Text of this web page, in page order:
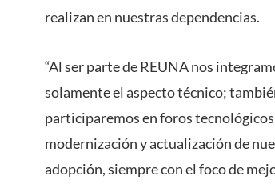
realizan en nuestras dependencias.
“Al ser parte de REUNA nos
solamente el aspecto técnico;
participaremos en foros tecnológicos
modernización y actualización de
adopción, siempre con el foco de